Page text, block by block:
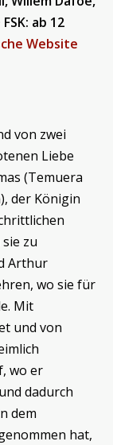
ab 12
Website
von zwei
Liebe
(Temuera
der Königin
zu
Arthur
wo sie für
Mit
und von
wo er
dadurch
dem
hat,